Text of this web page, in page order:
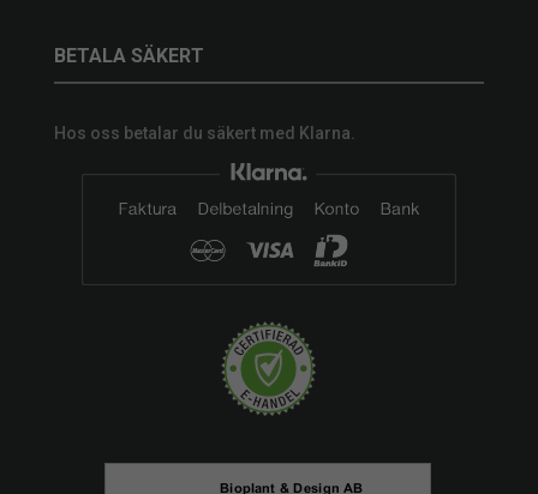
BETALA SÄKERT
Hos oss betalar du säkert med Klarna.